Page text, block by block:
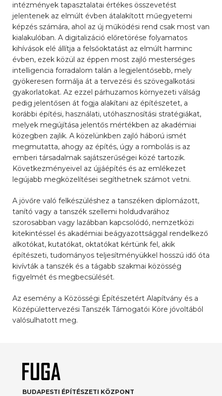
intézmények tapasztalatai értékes összevetést
jelentenek az elmúlt évben átalakított műegyetemi
képzés számára, ahol az új működési rend csak most van
kialakulóban. A digitalizáció előretörése folyamatos
kihívások elé állítja a felsőoktatást az elmúlt harminc
évben, ezek közül az éppen most zajló mesterséges
intelligencia forradalom talán a legjelentősebb, mely
gyökeresen formálja át a tervezési és szövegalkotási
gyakorlatokat. Az ezzel párhuzamos környezeti válság
pedig jelentősen át fogja alakítani az építészetet, a
korábbi építési, használati, utóhasznosítási stratégiákat,
melyek megújítása jelentős mértékben az akadémiai
közegben zajlik. A közelünkben zajló háború ismét
megmutatta, ahogy az építés, úgy a rombolás is az
emberi társadalmak sajátszerűségei közé tartozik.
Következményeivel az újjáépítés és az emlékezet
legújabb megközelítései segíthetnek számot vetni.
A jövőre való felkészüléshez a tanszéken diplomázott,
tanító vagy a tanszék szellemi holdudvarához
szorosabban vagy lazábban kapcsolódó, nemzetközi
kitekintéssel és akadémiai beágyazottsággal rendelkező
alkotókat, kutatókat, oktatókat kértünk fel, akik
építészeti, tudományos teljesítményükkel hosszú idő óta
kivívták a tanszék és a tágabb szakmai közösség
figyelmét és megbecsülését.
Az esemény a Közösségi Építészetért Alapítvány és a
Középülettervezési Tanszék Támogatói Köre jóvoltából
valósulhatott meg.
BUDAPESTI ÉPÍTÉSZETI KÖZPONT